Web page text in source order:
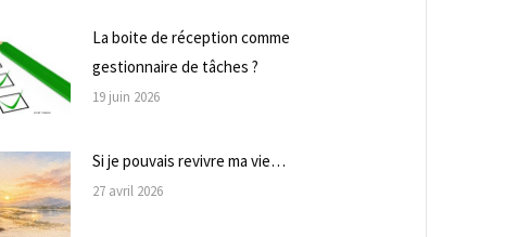
La boite de réception comme
gestionnaire de tâches ?
19 juin 2026
Si je pouvais revivre ma vie…
27 avril 2026